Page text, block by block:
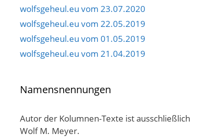
wolfsgeheul.eu vom 23.07.2020
wolfsgeheul.eu vom 22.05.2019
wolfsgeheul.eu vom 01.05.2019
wolfsgeheul.eu vom 21.04.2019
Namensnennungen
Autor der Kolumnen-Texte ist ausschließlich
Wolf M. Meyer.